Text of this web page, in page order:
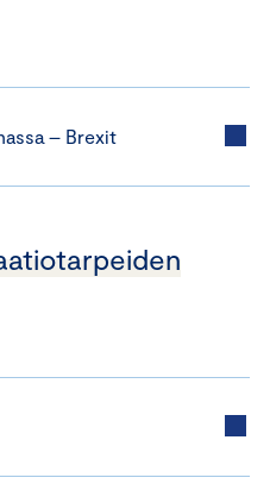
– Brexit